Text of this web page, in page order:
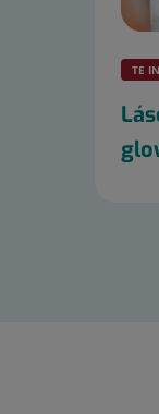
TE